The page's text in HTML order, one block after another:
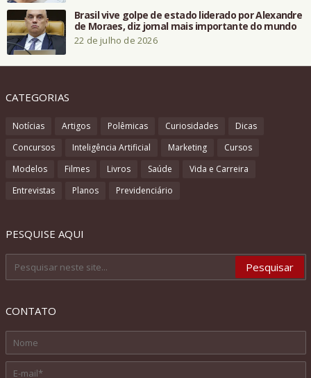
Brasil vive golpe de estado liderado por Alexandre
de Moraes, diz jornal mais importante do mundo
22 de julho de 2026
CATEGORIAS
Notícias Artigos Polêmicas Curiosidades
Dicas
Concursos
Inteligência Artificial Marketing
Cursos
Modelos
Filmes Livros Saúde
Vida e Carreira
Entrevistas
Planos Previdenciário
PESQUISE AQUI
CONTATO